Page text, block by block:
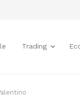
Trading